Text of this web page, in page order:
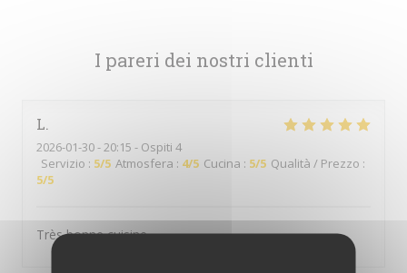
I pareri dei nostri clienti
L
2026-01-30- 20:15 - Ospiti 4
Servizio : 5/5 Atmosfera : 4/5 Cucina : 5/5 Qualità / Prezzo :
5/5
Très bonne cuisine